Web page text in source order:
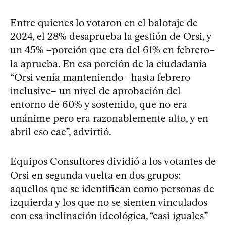
Entre quienes lo votaron en el balotaje de
2024, el 28% desaprueba la gestión de Orsi, y
un 45% –porción que era del 61% en febrero–
la aprueba. En esa porción de la ciudadanía
“Orsi venía manteniendo –hasta febrero
inclusive– un nivel de aprobación del
entorno de 60% y sostenido, que no era
unánime pero era razonablemente alto, y en
abril eso cae”, advirtió.
Equipos Consultores dividió a los votantes de
Orsi en segunda vuelta en dos grupos:
aquellos que se identifican como personas de
izquierda y los que no se sienten vinculados
con esa inclinación ideológica, “casi iguales”